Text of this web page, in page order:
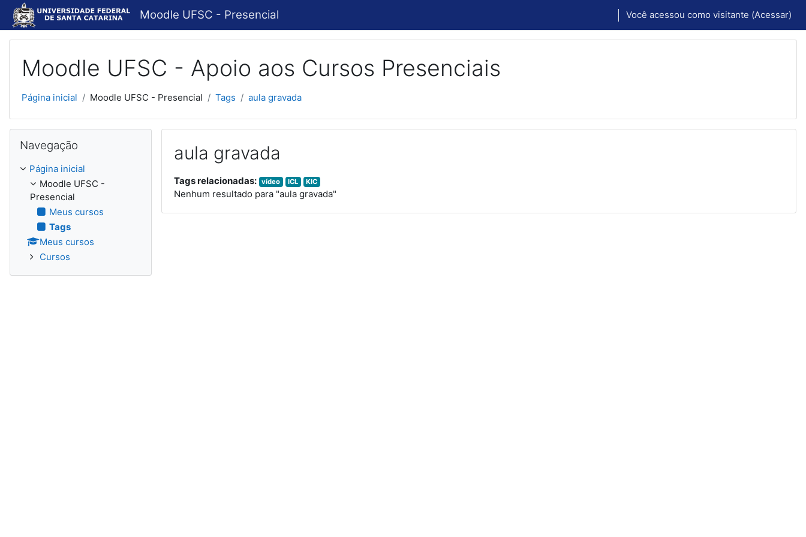
Ir para o conteúdo principal
Moodle UFSC - Presencial Você acessou como visitante (Acessar)
Moodle UFSC - Apoio aos Cursos Presenciais
Página inicial Moodle UFSC - Presencial Tags aula gravada
aula gravada
Tags relacionadas: vídeo ICL KIC
Nenhum resultado para "aula gravada"
Navegação
Página inicial
Moodle UFSC -
Presencial
Meus cursos
Tags
Meus cursos
Cursos